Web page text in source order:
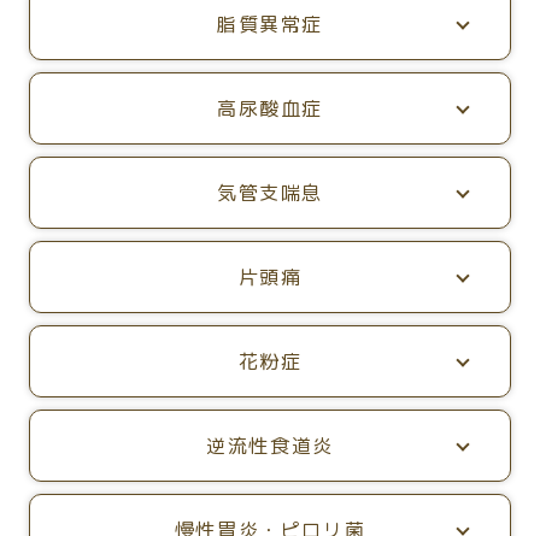
脂質異常症
高尿酸血症
気管支喘息
片頭痛
花粉症
逆流性食道炎
慢性胃炎・ピロリ菌